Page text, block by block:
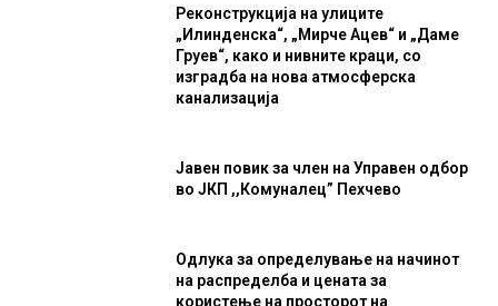
Реконструкција на улиците
„Илинденска“, „Мирче Ацев“ и „Даме
Груев“, како и нивните краци, со
изградба на нова атмосферска
канализација
Јавен повик за член на Управен одбор
во ЈКП ,,Комуналец” Пехчево
Одлука за определување на начинот
на распределба и цената за
користење на просторот на